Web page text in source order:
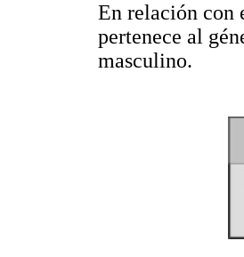
En relación con
pertenece al
masculino.